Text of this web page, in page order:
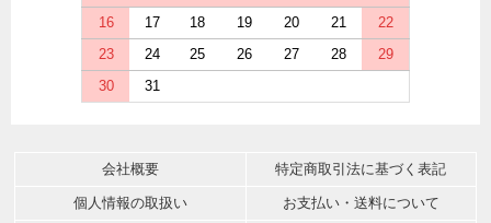
16
17 18 19 20 21
22
23
24 25 26 27 28
29
30
31
会社概要 特定商取引法に基づく表記
個人情報の取扱い お支払い・送料について